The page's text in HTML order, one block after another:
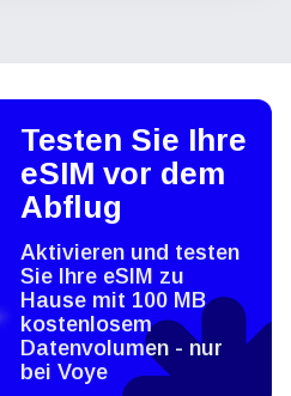
Testen Sie Ihre
eSIM vor dem
Abflug
Aktivieren und testen
Sie Ihre eSIM zu
Hause mit 100 MB
kostenlosem
Datenvolumen - nur
bei Voye